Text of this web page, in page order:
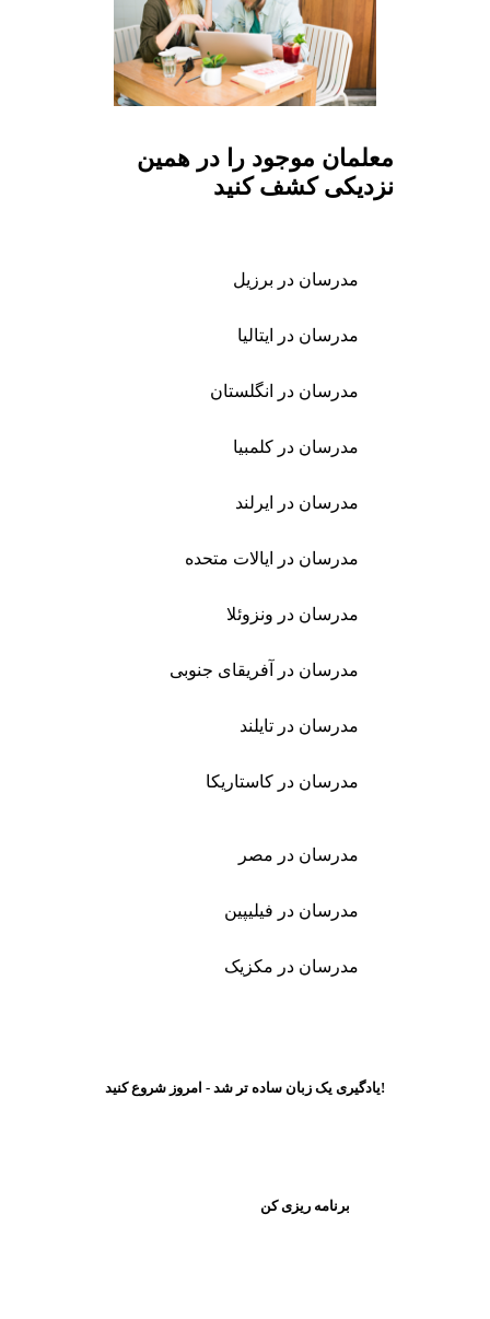
معلمان موجود را در همین
نزدیکی کشف کنید
مدرسان در برزیل
مدرسان در ایتالیا
مدرسان در انگلستان
مدرسان در کلمبیا
مدرسان در ایرلند
مدرسان در ایالات متحده
مدرسان در ونزوئلا
مدرسان در آفریقای جنوبی
مدرسان در تایلند
مدرسان در کاستاریکا
مدرسان در مصر
مدرسان در فیلیپین
مدرسان در مکزیک
یادگیری یک زبان ساده تر شد - امروز شروع کنید!
برنامه ریزی کن